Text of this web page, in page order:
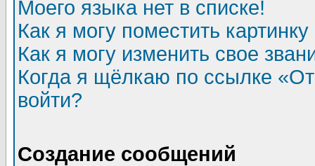
Моего языка нет в списке!
Как я могу поместить
Как я могу изменить свое
Когда я щёлкаю по ссылке
войти?
Создание сообщений